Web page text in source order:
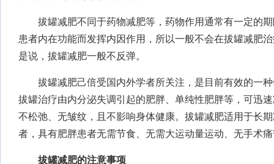
拔罐减肥不同于药物减肥等，药物作用通常有一定的期
患者内在功能而发挥内因作用，所以一般不会在拔罐减肥
是说，拔罐减肥一般不反弹。
拔罐减肥己倍受国内外学者所关注，是目前有效的一种
拔罐治疗由内分泌失调引起的肥胖、单纯性肥胖等，可迅
不松弛、无皱纹，且不影响身体健康。拔罐减肥适用于长
者，具有肥胖患者无需节食、无需大运动量运动、无手术
拔罐减肥的注意事项